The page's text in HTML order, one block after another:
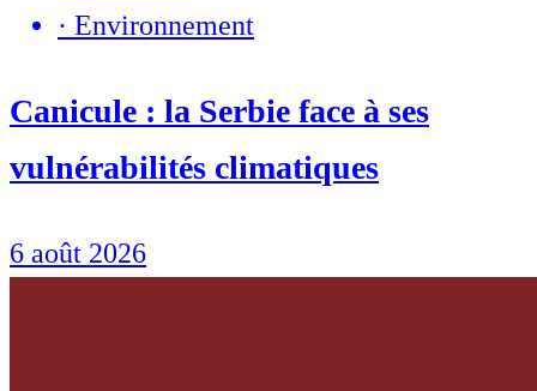
· Environnement
Canicule : la Serbie face à ses
vulnérabilités climatiques
6 août 2026